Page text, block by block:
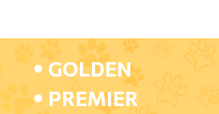
GOLDEN
PREMIER